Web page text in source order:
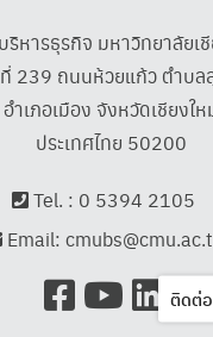
หารธุรกิจ มหาวิทยาลัยเ
ที่ 239 ถนนห้วยแก้ว ตำบล
อำเภอเมือง จังหวัดเชียงให
ประเทศไทย 50200
Tel. : 0 5394 2105
Email:
ติดต่อ